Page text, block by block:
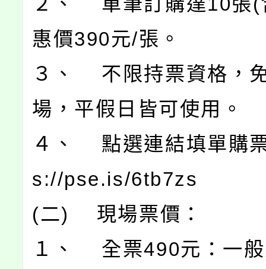
惠價390元/張。
３、 不限持票資格，
場，平假日皆可使用。
４、 點選連結填單購
s://pse.is/6tb7zs
(二) 現場票價：
１、 全票490元：一般